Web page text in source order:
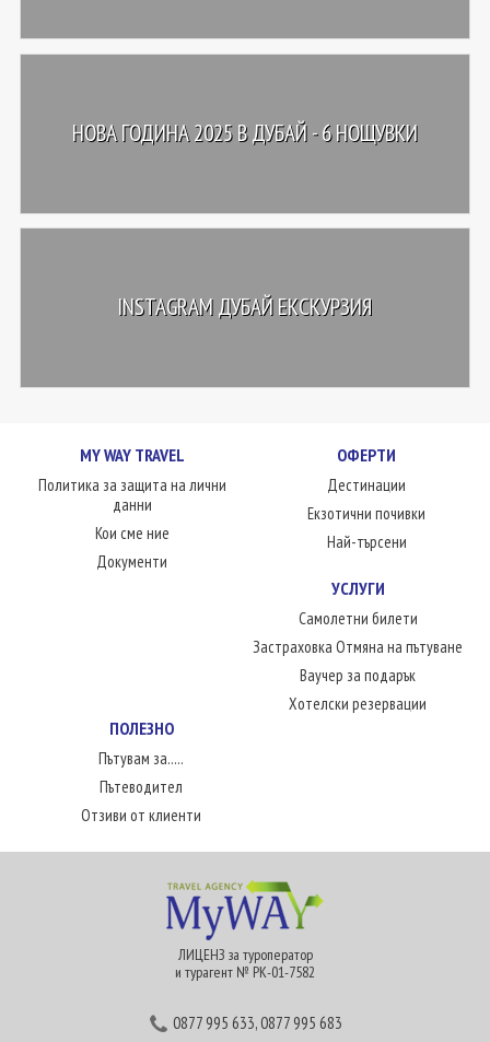
НОВА ГОДИНА 2025 В ДУБАЙ - 6 НОЩУВКИ
INSTAGRAM ДУБАЙ ЕКСКУРЗИЯ
MY WAY TRAVEL
Политика за защита на лични
данни
Кои сме ние
Документи
ОФЕРТИ
Дестинации
Екзотични почивки
Най-търсени
УСЛУГИ
Самолетни билети
Застраховка Отмяна на пътуване
Ваучер за подарък
Хотелски резервации
ПОЛЕЗНО
Пътувам за.....
Пътеводител
Отзиви от клиенти
ЛИЦЕНЗ за туроператор
и турагент № РК-01-7582
0877 995 633,0877 995 683